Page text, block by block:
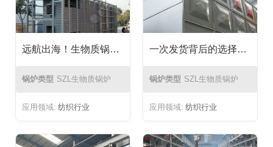
远航出海！生物质锅炉入驻印尼纺织企业
锅炉类型 SZL生物质锅炉
应用领域: 纺织行业
一次发货背后的选择逻辑：15吨SZL生物质锅炉发往印尼印染厂
锅炉类型 SZL生物质锅炉
应用领域: 纺织行业